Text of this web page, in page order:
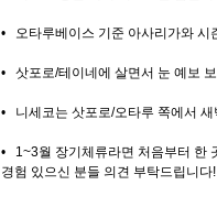
• 오타루베이스 기준 아사리가와 시
• 삿포로/테이네에 살면서 눈 예보
• 니세코는 삿포로/오타루 쪽에서 새
• 1~3월 장기체류라면 처음부터 한
경험 있으신 분들 의견 부탁드립니다!